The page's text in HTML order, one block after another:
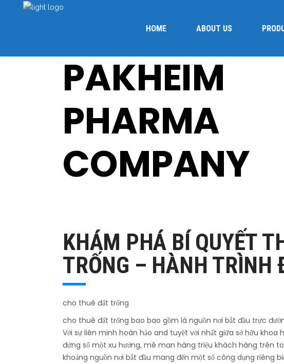
HOME ABOUT US
PAKHEIM
PHARMA
COMPANY
KHÁM PHÁ BÍ QUYẾT
TRỐNG – HÀNH TRÌNH
cho thuê đất trống
cho thuê đất trống bao bao gồm là nguồn nơi bắt đầu trực
Với sự liên minh hoàn hảo and tuyệt vời nhất giữa sở hữu
đứng số một xu hướng, mê man hàng triệu khách hàng trên
khoảng nguồn nơi bắt đầu mang đến một số công dụng riêng